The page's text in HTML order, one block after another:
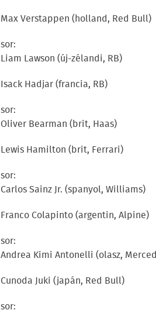
Max Verstappen (holland, Red Bull)
sor:
Liam Lawson (új-zélandi, RB)
Isack Hadjar (francia, RB)
sor:
Oliver Bearman (brit, Haas)
Lewis Hamilton (brit, Ferrari)
sor:
Carlos Sainz Jr. (spanyol, Williams)
Franco Colapinto (argentin, Alpine)
sor:
Andrea Kimi Antonelli (olasz,
Cunoda Juki (japán, Red Bull)
sor: